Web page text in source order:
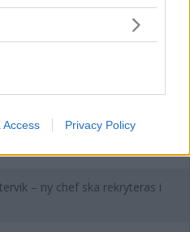
behaviour. You may click to
purposes in below Google
Access Privacy Policy
– "JÄTTESPÄNNANDE"
till att rusta upp
RALLYTS STRÄCKOR OCH
– ny chef ska rekryteras i